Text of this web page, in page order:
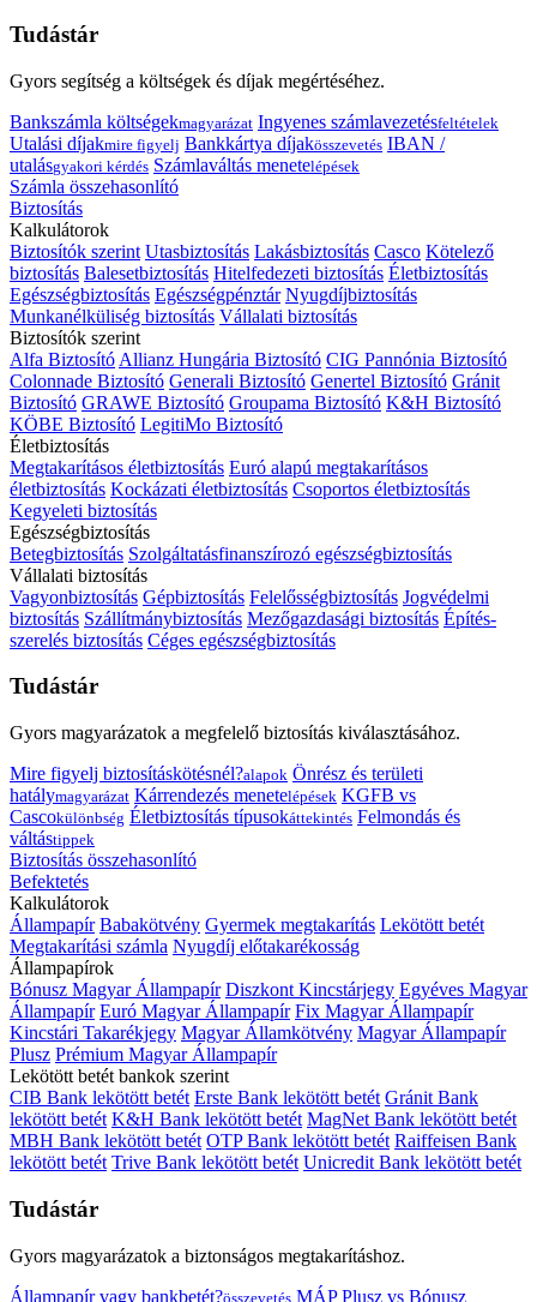
Tudástár
Gyors segítség a költségek és díjak megértéséhez.
Bankszámla költségekmagyarázat Ingyenes számlavezetésfeltételek
Utalási díjakmire figyelj Bankkártya díjakösszevetés IBAN /
utalásgyakori kérdés Számlaváltás menetelépések
Számla összehasonlító
Biztosítás
Kalkulátorok
Biztosítók szerint Utasbiztosítás Lakásbiztosítás Casco Kötelező
biztosítás Balesetbiztosítás Hitelfedezeti biztosítás Életbiztosítás
Egészségbiztosítás Egészségpénztár Nyugdíjbiztosítás
Munkanélküliség biztosítás Vállalati biztosítás
Biztosítók szerint
Alfa Biztosító Allianz Hungária Biztosító CIG Pannónia Biztosító
Colonnade Biztosító Generali Biztosító Genertel Biztosító Gránit
Biztosító GRAWE Biztosító Groupama Biztosító K&H Biztosító
KÖBE Biztosító LegitiMo Biztosító
Életbiztosítás
Megtakarításos életbiztosítás Euró alapú megtakarításos
életbiztosítás Kockázati életbiztosítás Csoportos életbiztosítás
Kegyeleti biztosítás
Egészségbiztosítás
Betegbiztosítás Szolgáltatásfinanszírozó egészségbiztosítás
Vállalati biztosítás
Vagyonbiztosítás Gépbiztosítás Felelősségbiztosítás Jogvédelmi
biztosítás Szállítmánybiztosítás Mezőgazdasági biztosítás Építés-
szerelés biztosítás Céges egészségbiztosítás
Tudástár
Gyors magyarázatok a megfelelő biztosítás kiválasztásához.
Mire figyelj biztosításkötésnél?alapok Önrész és területi
hatálymagyarázat Kárrendezés menetelépések KGFB vs
Cascokülönbség Életbiztosítás típusokáttekintés Felmondás és
váltástippek
Biztosítás összehasonlító
Befektetés
Kalkulátorok
Állampapír Babakötvény Gyermek megtakarítás Lekötött betét
Megtakarítási számla Nyugdíj előtakarékosság
Állampapírok
Bónusz Magyar Állampapír Diszkont Kincstárjegy Egyéves Magyar
Állampapír Euró Magyar Állampapír Fix Magyar Állampapír
Kincstári Takarékjegy Magyar Államkötvény Magyar Állampapír
Plusz Prémium Magyar Állampapír
Lekötött betét bankok szerint
CIB Bank lekötött betét Erste Bank lekötött betét Gránit Bank
lekötött betét K&H Bank lekötött betét MagNet Bank lekötött betét
MBH Bank lekötött betét OTP Bank lekötött betét Raiffeisen Bank
lekötött betét Trive Bank lekötött betét Unicredit Bank lekötött betét
Tudástár
Gyors magyarázatok a biztonságos megtakarításhoz.
Állampapír vagy bankbetét?összevetés MÁP Plusz vs Bónusz